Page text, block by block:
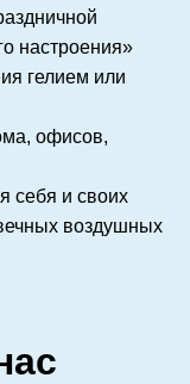
настроения»
гелием или
офисов,
себя и своих
воздушных